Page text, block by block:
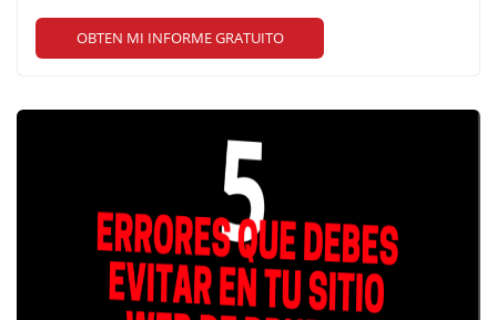
OBTEN MI INFORME GRATUITO